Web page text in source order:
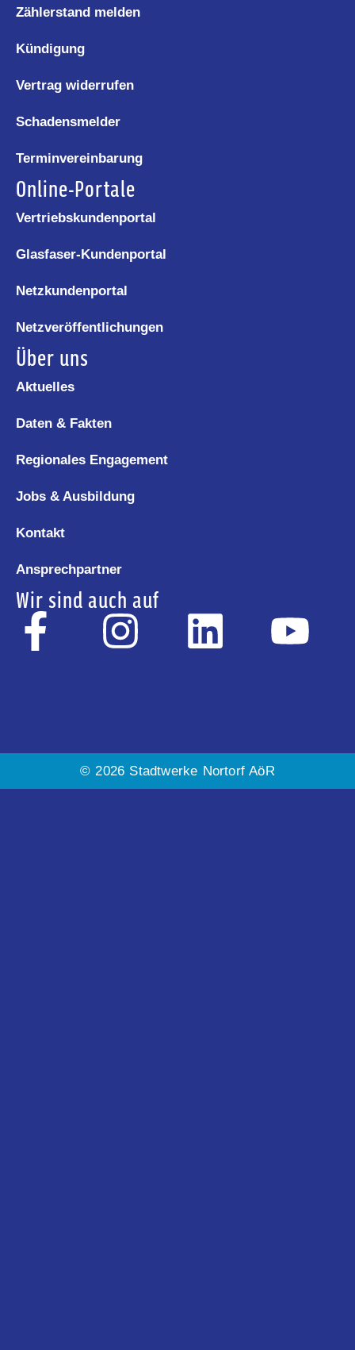
Zählerstand melden
Kündigung
Vertrag widerrufen
Schadensmelder
Terminvereinbarung
Online-Portale
Vertriebskundenportal
Glasfaser-Kundenportal
Netzkundenportal
Netzveröffentlichungen
Über uns
Aktuelles
Daten & Fakten
Regionales Engagement
Jobs & Ausbildung
Kontakt
Ansprechpartner
Wir sind auch auf
© 2026 Stadtwerke Nortorf AöR